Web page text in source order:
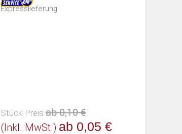
Expresslieferung
Stück-Preis ab 0,10 €
(inkl. MwSt.) ab 0,05 €